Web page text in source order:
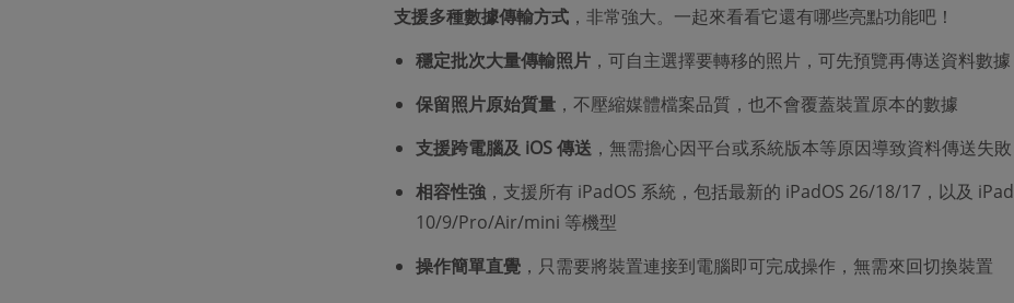
支援多種數據傳輸方式，非常強大。一起來看看它還有哪些亮點功能吧！
穩定批次大量傳輸照片，可自主選擇要轉移的照片，可先預覽再傳送資料數據
保留照片原始質量，不壓縮媒體檔案品質，也不會覆蓋裝置原本的數據
支援跨電腦及 iOS 傳送，無需擔心因平台或系統版本等原因導致資料傳送失敗
相容性強，支援所有 iPadOS 系統，包括最新的 iPadOS 26/18/17，以及 iPad
10/9/Pro/Air/mini 等機型
操作簡單直覺，只需要將裝置連接到電腦即可完成操作，無需來回切換裝置